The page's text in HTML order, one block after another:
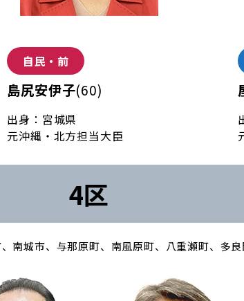
自民・前
島尻安伊子(60)
出身：宮城県
元沖縄・北方担当大臣
4区
南城市、与那原町、南風原町、八重瀬町、多良